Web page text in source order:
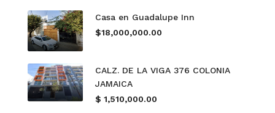
Casa en Guadalupe Inn
$18,000,000.00
CALZ. DE LA VIGA 376 COLONIA
JAMAICA
$ 1,510,000.00